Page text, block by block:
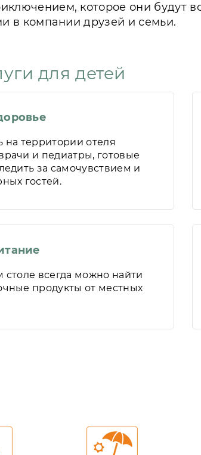
которое они будут
в компании друзей и семьи.
для детей
на территории отеля
и педиатры, готовые
за самочувствием и
гостей.
всегда можно найти
продукты от местных